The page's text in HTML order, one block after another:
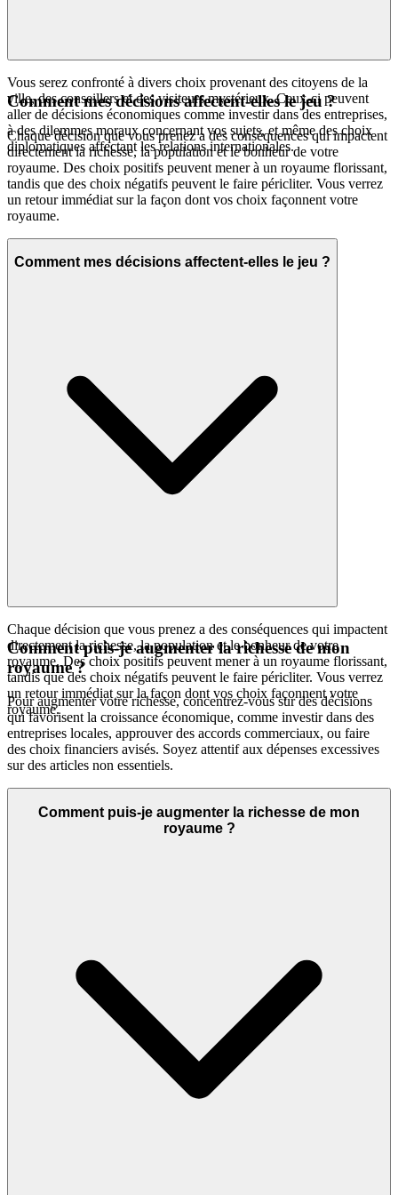
Vous serez confronté à divers choix provenant des citoyens de la
ville, des conseillers et des visiteurs mystérieux. Ceux-ci peuvent
aller de décisions économiques comme investir dans des entreprises,
à des dilemmes moraux concernant vos sujets, et même des choix
diplomatiques affectant les relations internationales.
Comment mes décisions affectent-elles le jeu ?
Chaque décision que vous prenez a des conséquences qui impactent
directement la richesse, la population et le bonheur de votre
royaume. Des choix positifs peuvent mener à un royaume florissant,
tandis que des choix négatifs peuvent le faire péricliter. Vous verrez
un retour immédiat sur la façon dont vos choix façonnent votre
royaume.
Comment mes décisions affectent-elles le jeu ?
Chaque décision que vous prenez a des conséquences qui impactent
directement la richesse, la population et le bonheur de votre
royaume. Des choix positifs peuvent mener à un royaume florissant,
tandis que des choix négatifs peuvent le faire péricliter. Vous verrez
un retour immédiat sur la façon dont vos choix façonnent votre
royaume.
Comment puis-je augmenter la richesse de mon
royaume ?
Pour augmenter votre richesse, concentrez-vous sur des décisions
qui favorisent la croissance économique, comme investir dans des
entreprises locales, approuver des accords commerciaux, ou faire
des choix financiers avisés. Soyez attentif aux dépenses excessives
sur des articles non essentiels.
Comment puis-je augmenter la richesse de mon
royaume ?